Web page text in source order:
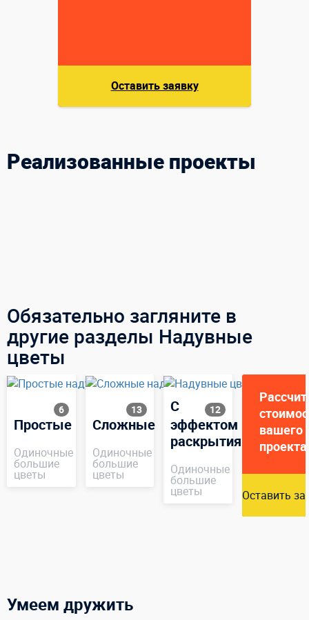
Оставить заявку
Реализованные проекты
Обязательно загляните в
другие разделы Надувные
цветы
6
Простые
Одиночные
большие
цветы
13
Сложные
Одиночные
большие
цветы
12
С
эффектом
раскрытия
Одиночные
большие
цветы
вашего
проекта
Оставить
Умеем дружить